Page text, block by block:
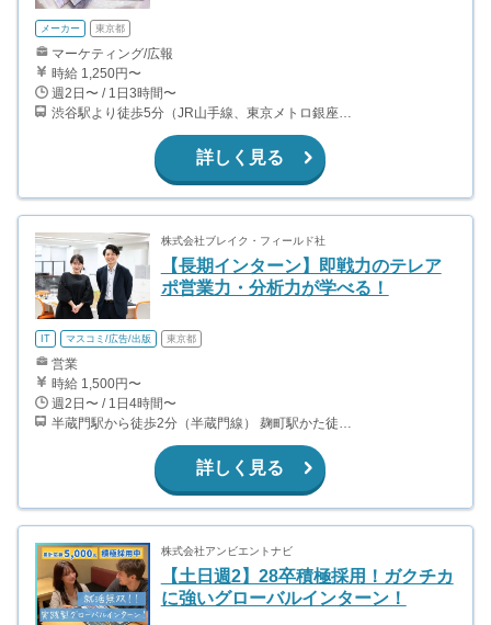
メーカー 東京都
マーケティング/広報
時給 1,250円〜
週2日〜 / 1日3時間〜
渋谷駅より徒歩5分（JR山手線、東京メトロ銀座・半蔵門・副都心線）
詳しく見る
株式会社ブレイク・フィールド社
【長期インターン】即戦力のテレア
ポ営業力・分析力が学べる！
IT マスコミ/広告/出版 東京都
営業
時給 1,500円〜
週2日〜 / 1日4時間〜
詳しく見る
株式会社アンビエントナビ
【土日週2】28卒積極採用！ガクチカ
に強いグローバルインターン！